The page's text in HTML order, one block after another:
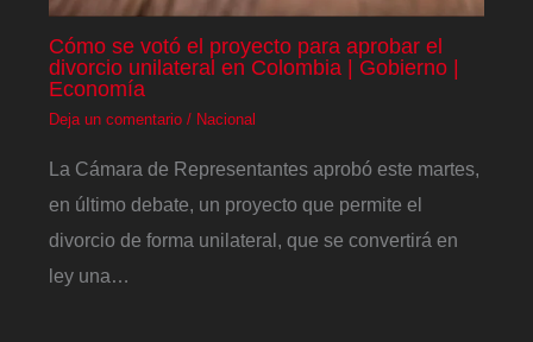
Cómo se votó el proyecto para aprobar el
divorcio unilateral en Colombia | Gobierno |
Economía
Deja un comentario / Nacional
La Cámara de Representantes aprobó este martes,
en último debate, un proyecto que permite el
divorcio de forma unilateral, que se convertirá en
ley una…